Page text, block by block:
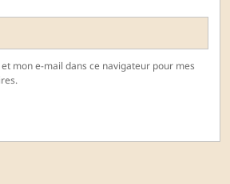
mon e-mail dans ce navigateur pour mes